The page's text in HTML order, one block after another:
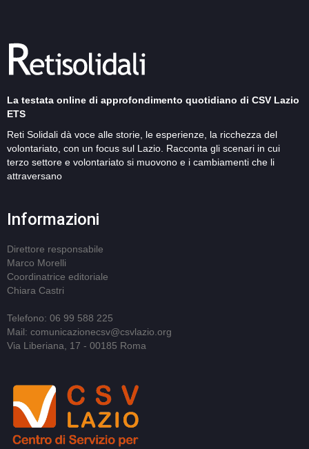
La testata online di approfondimento quotidiano di CSV Lazio
ETS
Reti Solidali dà voce alle storie, le esperienze, la ricchezza del
volontariato, con un focus sul Lazio. Racconta gli scenari in cui
terzo settore e volontariato si muovono e i cambiamenti che li
attraversano
Informazioni
Direttore responsabile
Marco Morelli
Coordinatrice editoriale
Chiara Castri
Telefono: 06 99 588 225
Mail: comunicazionecsv@csvlazio.org
Via Liberiana, 17 - 00185 Roma